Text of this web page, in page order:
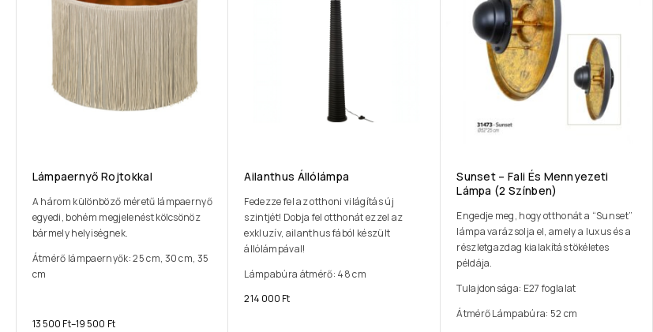
Lámpaernyő Rojtokkal
A három különböző méretű lámpaernyő
egyedi, bohém megjelenést kölcsönöz
bármely helyiségnek.
Átmérő lámpaernyők: 25 cm, 30 cm, 35
cm
13 500 Ft–19 500 Ft
Ailanthus Állólámpa
Fedezze fel az otthoni világítás új
szintjét! Dobja fel otthonát ezzel az
exkluzív, ailanthus fából készült
állólámpával!
Lámpabúra átmérő: 48 cm
214 000 Ft
Sunset – Fali És Mennyezeti
Lámpa (2 Színben)
Engedje meg, hogy otthonát a “Sunset”
lámpa varázsolja el, amely a luxus és a
részletgazdag kialakítás tökéletes
példája.
Tulajdonsága: E27 foglalat
Átmérő Lámpabúra: 52 cm